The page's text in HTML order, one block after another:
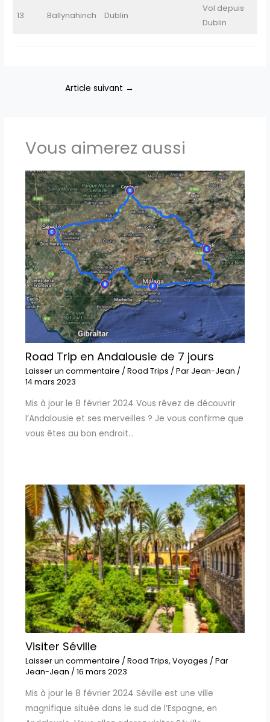
13 Ballynahinch Dublin
Vol depuis
Dublin
Article suivant →
Vous aimerez aussi
Road Trip en Andalousie de 7 jours
Laisser un commentaire / Road Trips / Par Jean-Jean /
14 mars 2023
Mis à jour le 8 février 2024 Vous rêvez de découvrir
l’Andalousie et ses merveilles ? Je vous confirme que
vous êtes au bon endroit…
Visiter Séville
Laisser un commentaire / Road Trips, Voyages / Par
Jean-Jean / 16 mars 2023
Mis à jour le 8 février 2024 Séville est une ville
magnifique située dans le sud de l’Espagne, en